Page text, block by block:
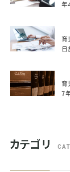
年
育
日
育
7
カテゴリ